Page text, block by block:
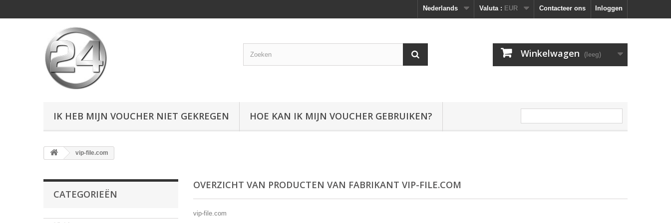
Inloggen
Contacteer ons
Valuta : EUR
Nederlands
Winkelwagen (leeg)
IK HEB MIJN VOUCHER NIET GEKREGEN HOE KAN IK MIJN VOUCHER GEBRUIKEN?
vip-file.com
CATEGORIEËN
OVERZICHT VAN PRODUCTEN VAN FABRIKANT VIP-FILE.COM
vip-file.com